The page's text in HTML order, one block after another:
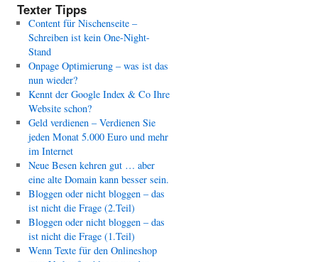
Texter Tipps
Content für Nischenseite –
Schreiben ist kein One-Night-
Stand
Onpage Optimierung – was ist das
nun wieder?
Kennt der Google Index & Co Ihre
Website schon?
Geld verdienen – Verdienen Sie
jeden Monat 5.000 Euro und mehr
im Internet
Neue Besen kehren gut … aber
eine alte Domain kann besser sein.
Bloggen oder nicht bloggen – das
ist nicht die Frage (2.Teil)
Bloggen oder nicht bloggen – das
ist nicht die Frage (1.Teil)
Wenn Texte für den Onlineshop